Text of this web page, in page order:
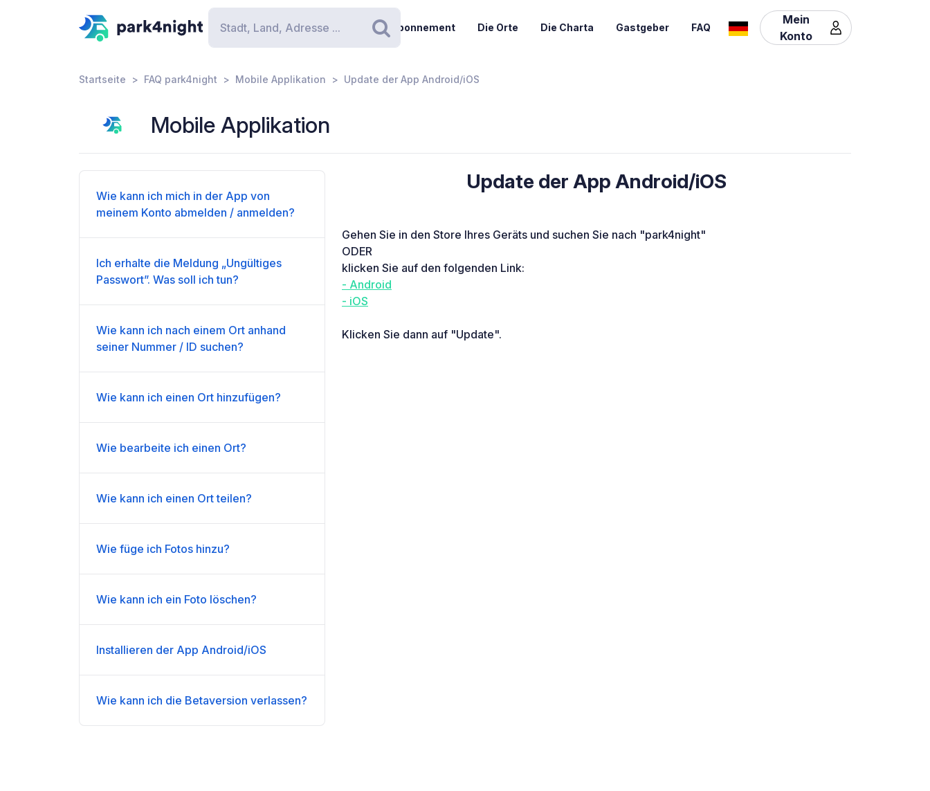
Suchen
Abonnement Die Orte Die Charta Gastgeber FAQ
Mein
Konto
Startseite FAQ park4night Mobile Applikation Update der App Android/iOS
Mobile Applikation
Wie kann ich mich in der App von
meinem Konto abmelden / anmelden?
Ich erhalte die Meldung „Ungültiges
Passwort”. Was soll ich tun?
Wie kann ich nach einem Ort anhand
seiner Nummer / ID suchen?
Wie kann ich einen Ort hinzufügen?
Wie bearbeite ich einen Ort?
Wie kann ich einen Ort teilen?
Wie füge ich Fotos hinzu?
Wie kann ich ein Foto löschen?
Installieren der App Android/iOS
Wie kann ich die Betaversion verlassen?
Update der App Android/iOS
Gehen Sie in den Store Ihres Geräts und suchen Sie nach "park4night"
ODER
klicken Sie auf den folgenden Link:
- Android
- iOS
Klicken Sie dann auf "Update".